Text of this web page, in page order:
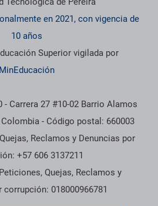
en 2021, con vigencia de
10 años
Superior vigilada por
MinEducación
- Carrera 27 #10-02 Barrio Alamos
- Código postal: 660003
Reclamos y Denuncias por
+57 606 3137211
Quejas, Reclamos y
corrupción: 018000966781